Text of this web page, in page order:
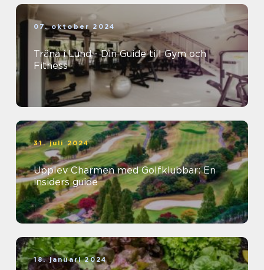
07. oktober 2024
Träna i Lund - Din Guide till Gym och
Fitness
31. juli 2024
Upplev Charmen med Golfklubbar: En
insiders guide
18. januari 2024